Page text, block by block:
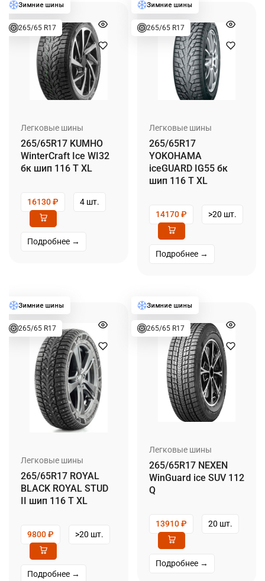
265/65 R17
Легковые шины
265/65R17 KUMHO
WinterCraft Ice WI32
бк шип 116 T XL
16130₽ 4 шт.
Подробнее →
265/65 R17
Легковые шины
265/65R17
YOKOHAMA
iceGUARD IG55 бк
шип 116 T XL
14170₽ >20 шт.
Подробнее →
265/65 R17
Легковые шины
265/65R17 ROYAL
BLACK ROYAL STUD
II шип 116 T XL
9800₽ >20 шт.
Подробнее →
265/65 R17
Легковые шины
265/65R17 NEXEN
WinGuard ice SUV 112
Q
13910₽ 20 шт.
Подробнее →